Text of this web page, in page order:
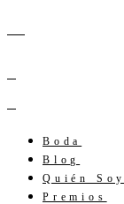
Boda
Blog
Quién Soy
Premios